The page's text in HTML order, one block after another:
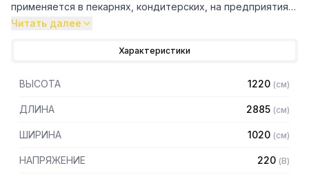
применяется в пекарнях, кондитерских, на предприятиях
общественного питания и небольших производствах.
– Изменение направления движения во время рабочего
процесса выполняется посредством рычага и педали
– Регулировка скорости ленты с помощью инвертора
– Регулировка толщины раскатываемого теста при
– Защитные крышки валков из нержавеющей стали с
Читать далее
Характеристики
ВЫСОТА 1220 (см)
ДЛИНА 2885 (см)
ШИРИНА 1020 (см)
НАПРЯЖЕНИЕ 220 (В)